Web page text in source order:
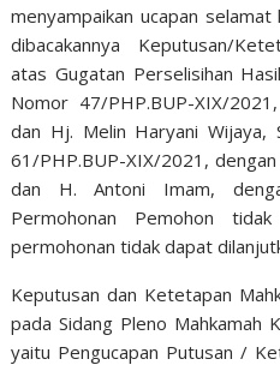
menyampaikan ucapan
dibacakannya Keputusan/
atas Gugatan Perselisihan
Nomor 47/PHP.BUP-XIX/
dan Hj. Melin Haryani Wijaya,
61/PHP.BUP-XIX/2021,
dan H. Antoni Imam,
Permohonan Pemohon
permohonan tidak dapat
Keputusan dan Ketetapan
pada Sidang Pleno Mahkamah
yaitu Pengucapan Putusan /